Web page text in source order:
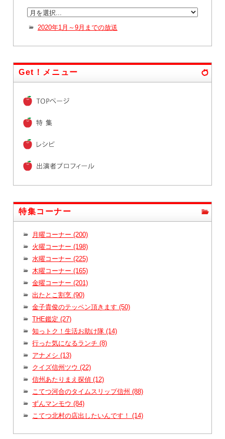
2020年1月～9月までの放送
Get！メニュー
特集コーナー
月曜コーナー (200)
火曜コーナー (198)
水曜コーナー (225)
木曜コーナー (165)
金曜コーナー (201)
出たとこ割烹 (90)
金子貴俊のテッペン頂きます (50)
THE鑑定 (27)
知っトク！生活お助け隊 (14)
行った気になるランチ (8)
アナメシ (13)
クイズ信州ツウ (22)
信州あたりまえ探偵 (12)
こてつ河合のタイムスリップ信州 (88)
ずんマンモウ (84)
こてつ北村の店出したいんです！ (14)